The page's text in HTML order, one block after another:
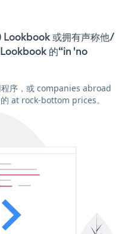
或拥有声称他/
的“in 'no
序，或 companies abroad
at rock-bottom prices。